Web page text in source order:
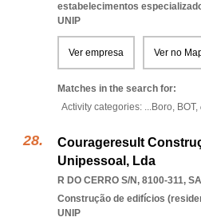
estabelecimentos
UNIP
Ver empresa Ver no
Matches in the search for:
Activity categories: ...Boro, BOT,
Courageresult
Unipessoal, Lda
R DO CERRO S/N, 8100-311,
Construção de edifícios
UNIP